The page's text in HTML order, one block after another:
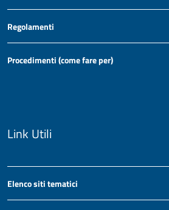
Regolamenti
Procedimenti (come fare per)
Link Utili
Elenco siti tematici